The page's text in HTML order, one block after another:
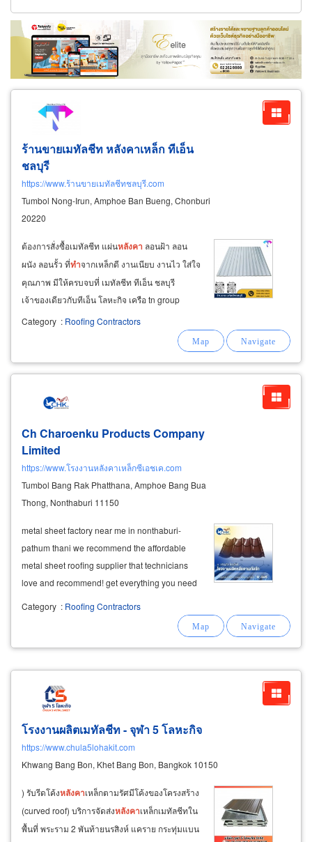
ร้านขายเมทัลชีท หลังคาเหล็ก ทีเอ็น
ชลบุรี
https://www.ร้านขายเมทัลชีทชลบุรี.com
Tumbol Nong-Irun, Amphoe Ban Bueng, Chonburi
20220
ต้องการสั่งซื้อเมทัลชีท แผ่นหลังคา ลอนฝ้า ลอน
ผนัง ลอนรั้ว ที่ทำจากเหล็กดี งานเนียบ งานไว ใส่ใจ
คุณภาพ มีให้ครบจบที่ เมทัลชีท ทีเอ็น ชลบุรี
เจ้าของเดียวกับทีเอ็น โลหะกิจ เครือ tn group
1.จำหน่าย
หลังคาเหล็กเมทัลชีท ไม่มีขั้นต่ำ ส่งฟรี
ร้านขายเมทัลชีทชลบุรี ราคาส่ง ราคาปลีก เราคือ
Category : Roofing Contractors
Ch Charoenku Products Company
Limited
https://www.โรงงานหลังคาเหล็กซีเอชเค.com
Tumbol Bang Rak Phatthana, Amphoe Bang Bua
Thong, Nonthaburi 11150
metal sheet factory near me in nonthaburi-
pathum thani we recommend the affordable
metal sheet roofing supplier that technicians
love and recommend! get everything you need
available. our staff provides fast service, the
Category : Roofing Contractors
โรงงานผลิตเมทัลชีท - จุฬา 5 โลหะกิจ
https://www.chula5lohakit.com
Khwang Bang Bon, Khet Bang Bon, Bangkok 10150
) รับรีดโค้งหลังคาเหล็กตามรัศมีโค้งของโครงสร้าง
(curved roof) บริการจัดส่งหลังคาเหล็กเมทัลชีทใน
พื้นที่ พระราม 2 พันท้ายนรสิงห์ แคราย กระทุ่มแบน